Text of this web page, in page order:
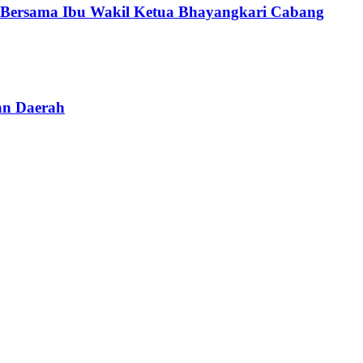
Ibu Wakil Ketua Bhayangkari Cabang
Daerah